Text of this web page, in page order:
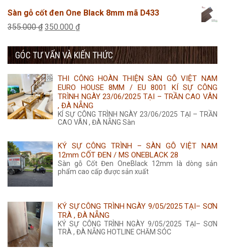
285.000 ₫.
gốc
là:
hiện
tại
435.000 ₫.
Sàn gỗ cốt đen One Black 8mm mã D433
355.000₫ Giá
là:
350.000 ₫Giá
tại
350.000 ₫.
GÓC TƯ VẤN VÀ KIẾN THỨC
THI CÔNG HOÀN THIỆN SÀN GỖ VIỆT NAM
EURO HOUSE 8MM / EU 8001 KÍ SỰ CÔNG
TRÌNH NGÀY 23/06/2025 TẠI – TRẦN CAO VÂN
, ĐÀ NẴNG
KÍ SỰ CÔNG TRÌNH NGÀY 23/06/2025 TẠI – TRẦN
CAO VÂN , ĐÀ NẴNG Sàn
KÝ SỰ CÔNG TRÌNH – SÀN GỖ VIỆT NAM
12mm CỐT ĐEN / MS ONEBLACK 28
Sàn gỗ Cốt Đen OneBlack 12mm là dòng sản
phẩm cao cấp được sản xuất
KÝ SỰ CÔNG TRÌNH NGÀY 9/05/2025 TẠI– SƠN
TRÀ , ĐÀ NẴNG
KÝ SỰ CÔNG TRÌNH NGÀY 9/05/2025 TẠI– SƠN
TRÀ , ĐÀ NẴNG HOTLINE CHĂM SÓC